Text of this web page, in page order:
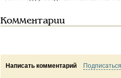
Комментарии
Написать комментарий